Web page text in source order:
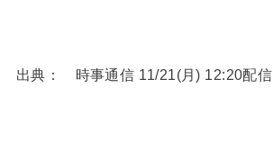
出典： 時事通信 11/21(月) 12:20配信